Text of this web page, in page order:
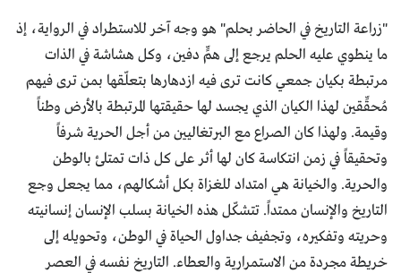
"زراعة التاريخ في الحاضر بحلم" هو وجه آخر للاستطراد في الرواية، إذ
ما ينطوي عليه الحلم يرجع إلى همٍّ دفين، وكل هشاشة في الذات
مرتبطة بكيان جمعي كانت ترى فيه ازدهارها بتعلّقها بمن ترى فيهم
مُحقِّقين لهذا الكيان الذي يجسد لها حقيقتها المرتبطة بالأرض وطناً
وقيمة. ولهذا كان الصراع مع البرتغاليين من أجل الحرية شرفاً
وتحقيقاً في زمن انتكاسة كان لها أثر على كل ذات تمتلئ بالوطن
والحرية. والخيانة هي امتداد للغزاة بكل أشكالهم، مما يجعل وجع
التاريخ والإنسان ممتداً. تتشكّل هذه الخيانة بسلب الإنسان إنسانيته
وحريته وتفكيره، وتجفيف جداول الحياة في الوطن، وتحويله إلى
خريطة مجردة من الاستمرارية والعطاء. التاريخ نفسه في العصر